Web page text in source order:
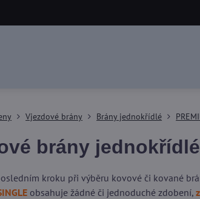
Vjezdové brány Brány jednokřídlé
brány
kroku při výběru kovové či kované
obsahuje žádné či jednoduché zdobení,